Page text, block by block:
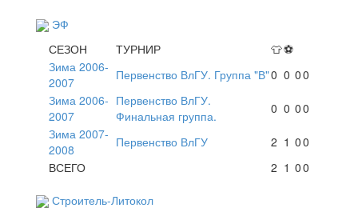
ЭФ
СЕЗОН
ТУРНИР 👕⚽
Зима 2006-
2007
Первенство ВлГУ. Группа "В"0 0 00
Зима 2006-
2007
Первенство ВлГУ.
Финальная группа.
0 0 00
Зима 2007-
2008
Первенство ВлГУ 2 1 00
ВСЕГО
2 1 00
Строитель-Литокол